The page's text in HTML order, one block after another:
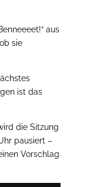
aus
sie
ist das
die Sitzung
pausiert –
Vorschlag